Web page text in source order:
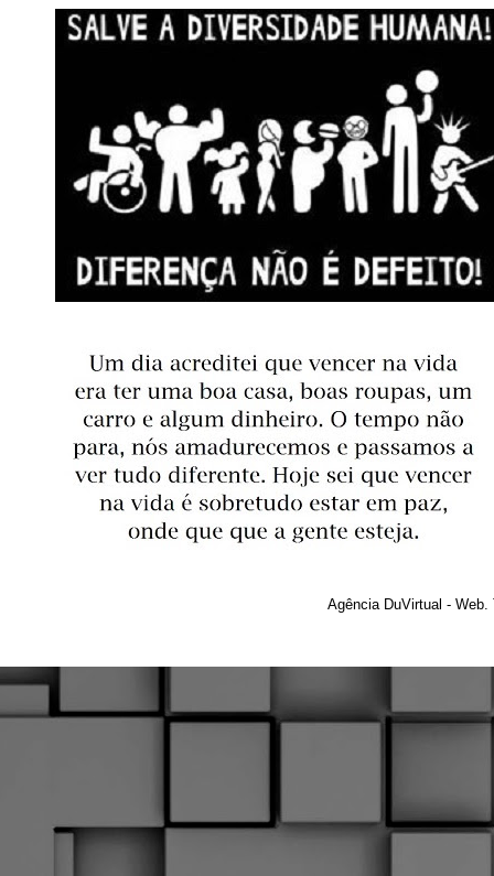
Agência DuVirtual -